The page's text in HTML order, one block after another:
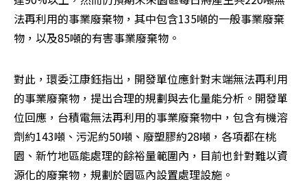
法再利用的事業廢棄物，其中包含135噸的一般事業廢棄
物，以及85噸的有害事業廢棄物。
對此，環委江康鈺指出，開發單位應針對末端無法再利用
的事業廢棄物，提出合理的規劃與去化量能分析。開發單
位回應，台積電無法再利用的事業廢棄物中，包含有機溶
劑約143噸、污泥約50噸、廢塑膠約28噸，各項都在桃
園、新竹地區能處理的餘裕量範圍內，目前也針對難以資
源化的廢棄物，規劃於園區內設置處理設施。